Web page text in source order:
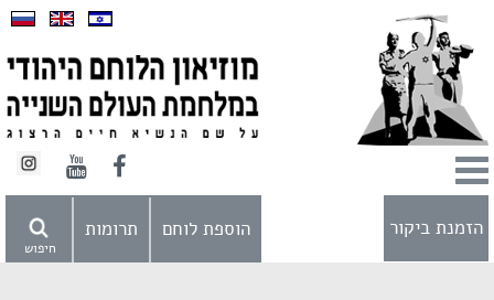
הזמנת ביקור
חיפוש
הוספת לוחם תרומות